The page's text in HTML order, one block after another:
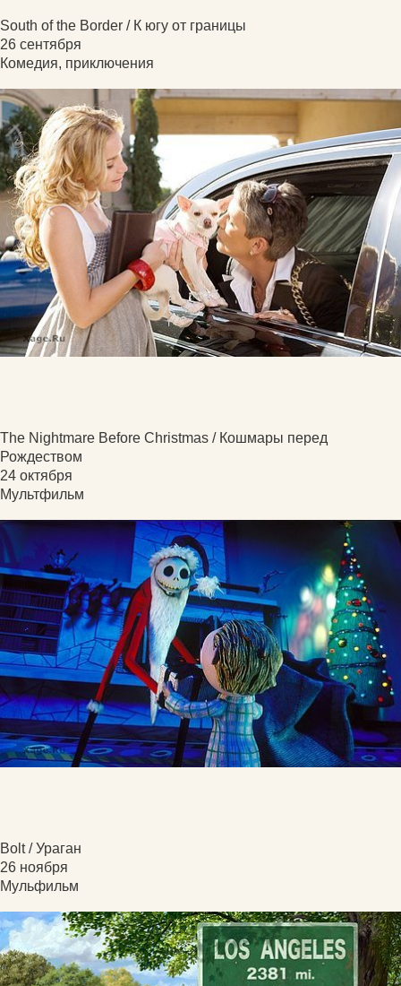
South of the Border / К югу от границы
26 сентября
Комедия, приключения
The Nightmare Before Christmas / Кошмары перед
Рождеством
24 октября
Мультфильм
Bolt / Ураган
26 ноября
Мульфильм